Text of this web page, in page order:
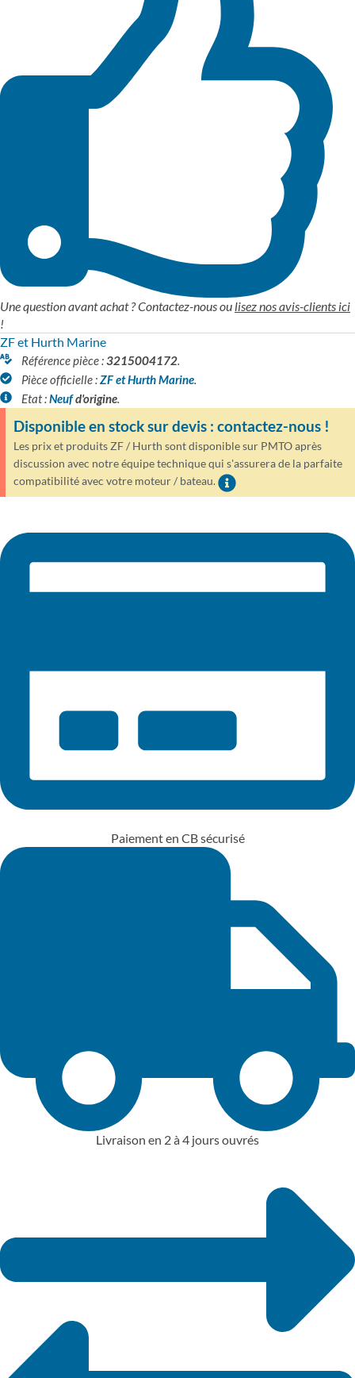
Une question avant achat ? Contactez-nous ou lisez nos avis-clients ici
!
ZF et Hurth Marine
Référence pièce :3215004172.
Pièce officielle :ZF et Hurth Marine.
Etat :Neufd'origine.
Disponible en stock sur devis : contactez-nous !
Les prix et produits ZF / Hurth sont disponible sur PMTO après
discussion avec notre équipe technique qui s'assurera de la parfaite
compatibilité avec votre moteur / bateau.
Paiement en CB sécurisé
Livraison en 2 à 4 jours ouvrés